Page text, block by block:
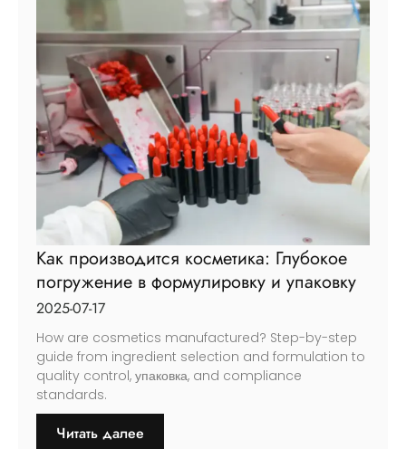
Как производится косметика: Глубокое
погружение в формулировку и упаковку
2025-07-17
How are cosmetics manufactured? Step-by-step
guide from ingredient selection and formulation to
quality control, упаковка, and compliance
standards.
Читать далее